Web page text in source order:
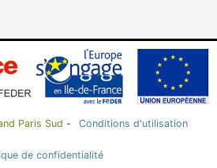
Paris Sud - Conditions d'utilisation
de confidentialité